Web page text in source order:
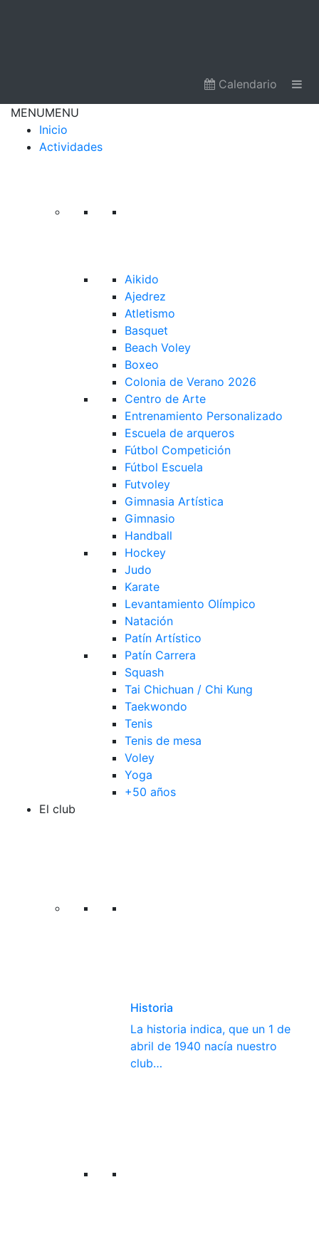
Calendario
MENUMENU
Inicio
Actividades
Aikido
Ajedrez
Atletismo
Basquet
Beach Voley
Boxeo
Colonia de Verano 2026
Centro de Arte
Entrenamiento Personalizado
Escuela de arqueros
Fútbol Competición
Fútbol Escuela
Futvoley
Gimnasia Artística
Gimnasio
Handball
Hockey
Judo
Karate
Levantamiento Olímpico
Natación
Patín Artístico
Patín Carrera
Squash
Tai Chichuan / Chi Kung
Taekwondo
Tenis
Tenis de mesa
Voley
Yoga
+50 años
El club
Historia
La historia indica, que un 1 de
abril de 1940 nacía nuestro
club…